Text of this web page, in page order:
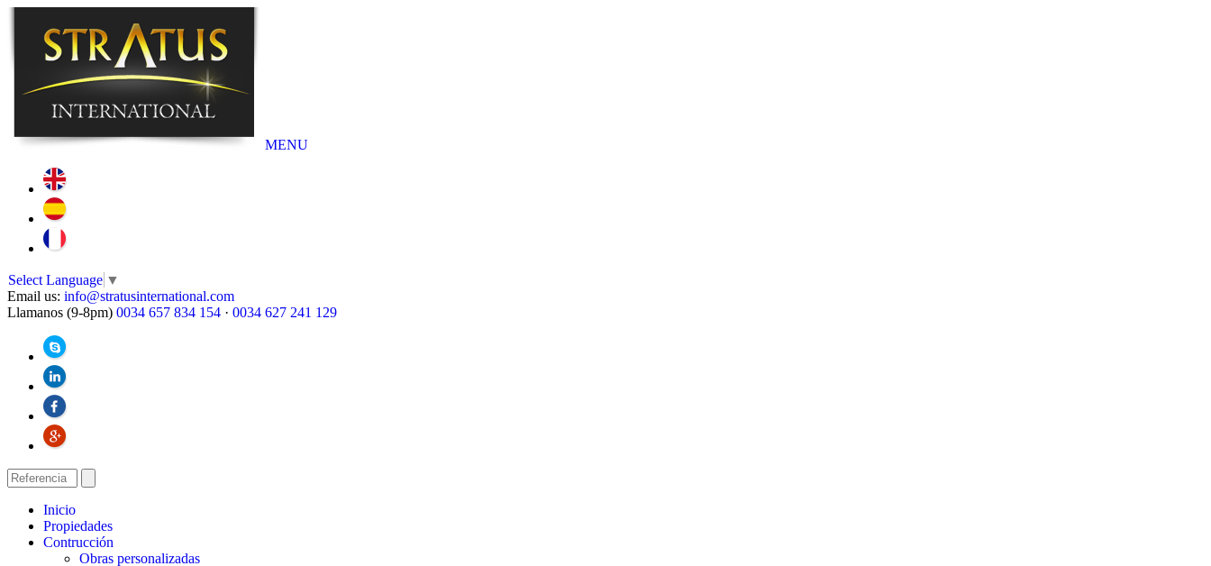
MENU
Select Language ▼
Email us: info@stratusinternational.com
Llamanos (9-8pm) 0034 657 834 154 · 0034 627 241 129
Inicio
Propiedades
Contrucción
Obras personalizadas